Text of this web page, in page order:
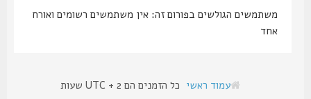
משתמשים הגולשים בפורום זה: אין משתמשים רשומים ואורח
עמוד ראשי כל הזמנים הם UTC + 2 שעות